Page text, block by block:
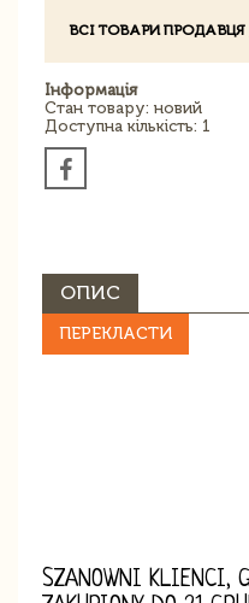
ВСІ ТОВАРИ ПРОДАВЦЯ
Інформація
Стан товару: новий
Доступна кількість: 1
ОПИС
ПЕРЕКЛАСТИ
SZANOWNI KLIENCI,